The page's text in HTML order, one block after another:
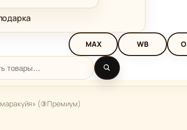
MAX WB
(③Премиум)